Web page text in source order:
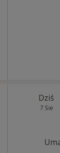
Dziś
7 Sie